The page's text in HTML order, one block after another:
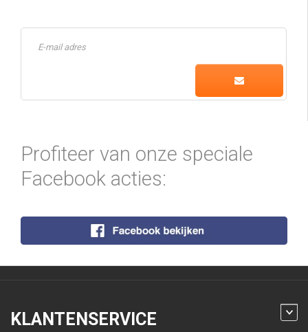
Profiteer van onze speciale
Facebook acties:
KLANTENSERVICE